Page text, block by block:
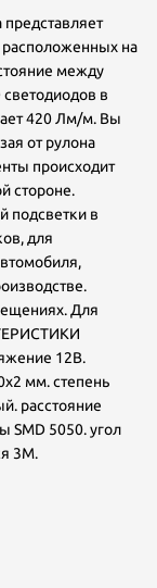
расположенных на
между
в
420 Лм/м. Вы
от рулона
происходит
стороне.
подсветки в
для
Для
12В.
мм. степень
расстояние
SMD 5050. угол
3М.